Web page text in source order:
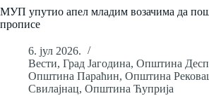
МУП упутио апел младим возачима да
прописе
6. јул 2026.
Вести, Град Јагодина, Општина
Општина Параћин, Општина
Свилајнац, Општина Ћуприја